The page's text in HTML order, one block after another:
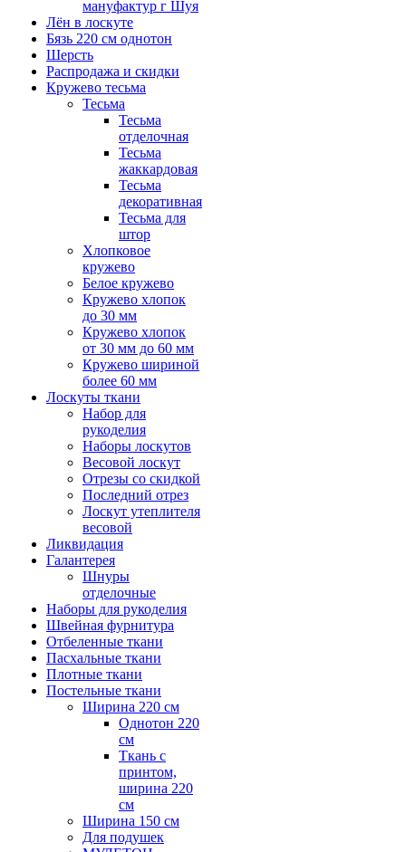
мануфактур г Шуя
Лён в лоскуте
Бязь 220 см однотон
Шерсть
Распродажа и скидки
Кружево тесьма
Тесьма
Тесьма
отделочная
Тесьма
жаккардовая
Тесьма
декоративная
Тесьма для
штор
Хлопковое
кружево
Белое кружево
Кружево хлопок
до 30 мм
Кружево хлопок
от 30 мм до 60 мм
Кружево шириной
более 60 мм
Лоскуты ткани
Набор для
рукоделия
Наборы лоскутов
Весовой лоскут
Отрезы со скидкой
Последний отрез
Лоскут утеплителя
весовой
Ликвидация
Галантерея
Шнуры
отделочные
Наборы для рукоделия
Швейная фурнитура
Отбеленные ткани
Пасхальные ткани
Плотные ткани
Постельные ткани
Ширина 220 см
Однотон 220
см
Ткань с
принтом,
ширина 220
см
Ширина 150 см
Для подушек